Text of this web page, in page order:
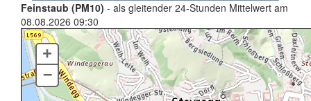
Feinstaub (PM10) - als gleitender 24-Stunden Mittelwert am
08.08.2026 09:30
+
–